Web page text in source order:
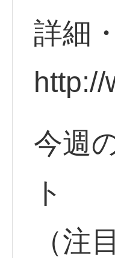
詳細
今週
ト
（